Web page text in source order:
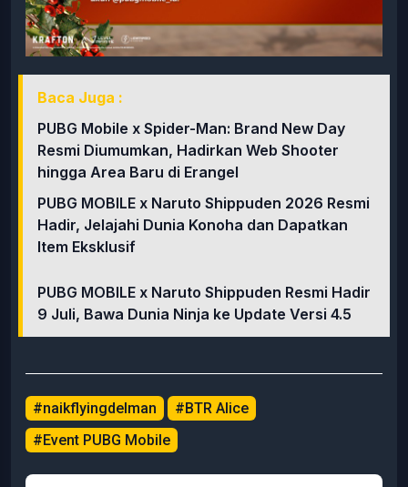
Baca Juga :
PUBG Mobile x Spider-Man: Brand New Day
Resmi Diumumkan, Hadirkan Web Shooter
hingga Area Baru di Erangel
PUBG MOBILE x Naruto Shippuden 2026 Resmi
Hadir, Jelajahi Dunia Konoha dan Dapatkan
Item Eksklusif
PUBG MOBILE x Naruto Shippuden Resmi Hadir
9 Juli, Bawa Dunia Ninja ke Update Versi 4.5
#naikflyingdelman
#BTR Alice
#Event PUBG Mobile